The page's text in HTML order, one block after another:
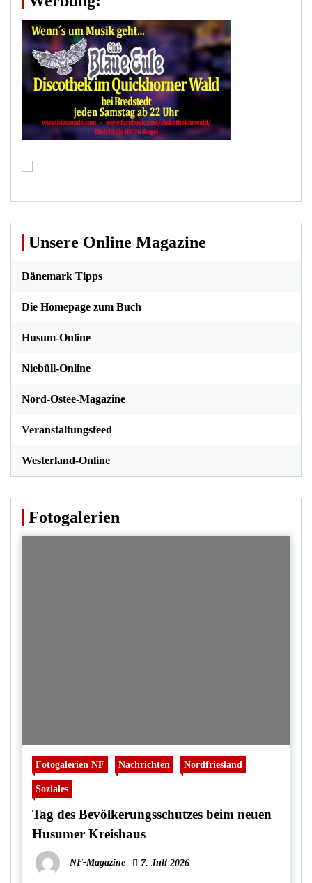
Unsere Online Magazine
Dänemark Tipps
Die Homepage zum Buch
Husum-Online
Niebüll-Online
Nord-Ostee-Magazine
Veranstaltungsfeed
Westerland-Online
Fotogalerien
Fotogalerien NF Nachrichten Nordfriesland
Soziales
Tag des Bevölkerungsschutzes beim neuen
Husumer Kreishaus
NF-Magazine 7. Juli 2026